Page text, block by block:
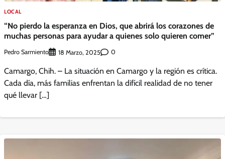
LOCAL
“No pierdo la esperanza en Dios, que abrirá los corazones de
muchas personas para ayudar a quienes solo quieren comer”
Pedro Sarmiento 18 Marzo, 2025 0
Camargo, Chih. – La situación en Camargo y la región es crítica.
Cada día, más familias enfrentan la difícil realidad de no tener
qué llevar […]